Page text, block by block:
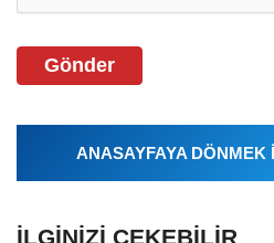
Gönder
ANASAYFAYA DÖNMEK
İLGINIZI ÇEKEBILIR